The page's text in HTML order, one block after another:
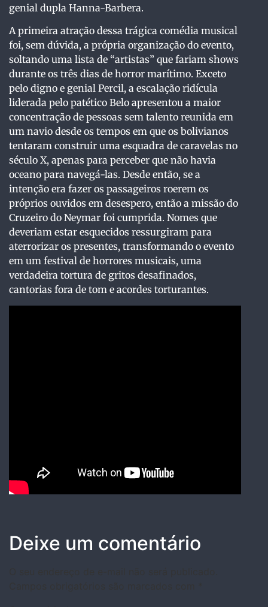
genial dupla Hanna-Barbera.
A primeira atração dessa trágica comédia musical
foi, sem dúvida, a própria organização do evento,
soltando uma lista de “artistas” que fariam shows
durante os três dias de horror marítimo. Exceto
pelo digno e genial Percil, a escalação ridícula
liderada pelo patético Belo apresentou a maior
concentração de pessoas sem talento reunida em
um navio desde os tempos em que os bolivianos
tentaram construir uma esquadra de caravelas no
século X, apenas para perceber que não havia
oceano para navegá-las. Desde então, se a
intenção era fazer os passageiros roerem os
próprios ouvidos em desespero, então a missão do
Cruzeiro do Neymar foi cumprida. Nomes que
deveriam estar esquecidos ressurgiram para
aterrorizar os presentes, transformando o evento
em um festival de horrores musicais, uma
verdadeira tortura de gritos desafinados,
cantorias fora de tom e acordes torturantes.
Deixe um comentário